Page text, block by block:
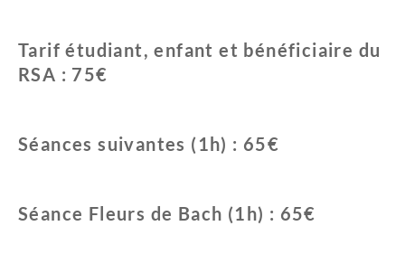
Tarif étudiant, enfant et bénéficiaire du
RSA : 75€
Séances suivantes (1h) : 65€
Séance Fleurs de Bach (1h) : 65€